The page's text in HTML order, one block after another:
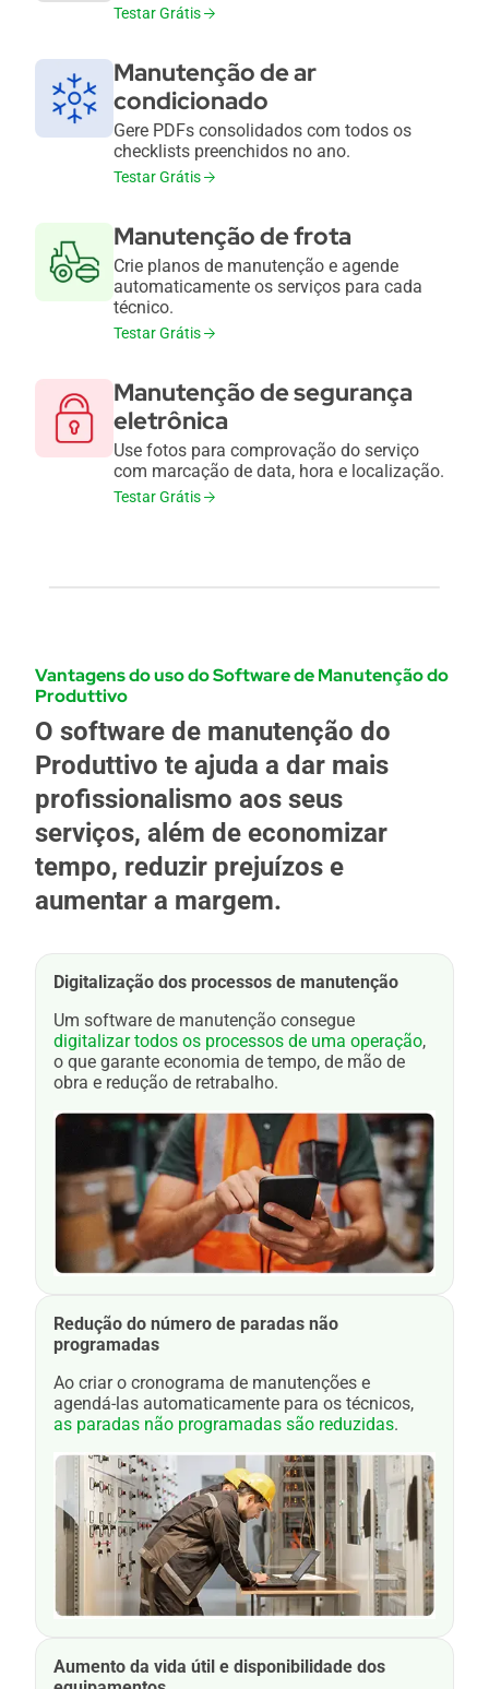
Testar Grátis
Manutenção de ar
condicionado
Gere PDFs consolidados com todos os
checklists preenchidos no ano.
Testar Grátis
Manutenção de frota
Crie planos de manutenção e agende
automaticamente os serviços para cada
técnico.
Testar Grátis
Manutenção de segurança
eletrônica
Use fotos para comprovação do serviço
com marcação de data, hora e localização.
Testar Grátis
Vantagens do uso do Software de Manutenção do
Produttivo
O software de manutenção do
Produttivo te ajuda a dar mais
profissionalismo aos seus
serviços, além de economizar
tempo, reduzir prejuízos e
aumentar a margem.
Digitalização dos processos de manutenção
Um software de manutenção consegue
digitalizar todos os processos de uma operação,
o que garante economia de tempo, de mão de
obra e redução de retrabalho.
Redução do número de paradas não
programadas
Ao criar o cronograma de manutenções e
agendá-las automaticamente para os técnicos,
as paradas não programadas são reduzidas.
Aumento da vida útil e disponibilidade dos